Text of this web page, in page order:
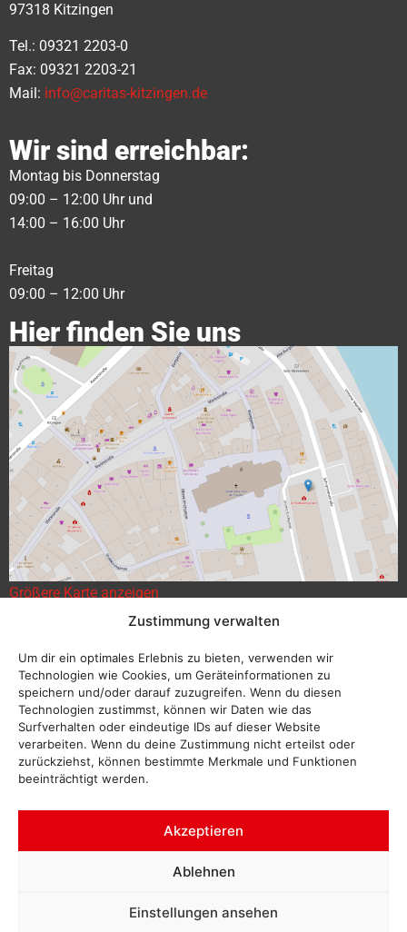
Zustimmung verwalten
Um dir ein optimales Erlebnis zu bieten, verwenden wir
Technologien wie Cookies, um Geräteinformationen zu
speichern und/oder darauf zuzugreifen. Wenn du diesen
Technologien zustimmst, können wir Daten wie das
Surfverhalten oder eindeutige IDs auf dieser Website
verarbeiten. Wenn du deine Zustimmung nicht erteilst oder
zurückziehst, können bestimmte Merkmale und Funktionen
beeinträchtigt werden.
Akzeptieren
Ablehnen
Einstellungen ansehen
97318 Kitzingen
Tel.: 09321 2203-0
Fax: 09321 2203-21
Mail: info@caritas-kitzingen.de
Wir sind erreichbar:
Montag bis Donnerstag
09:00 – 12:00 Uhr und
14:00 – 16:00 Uhr
Freitag
09:00 – 12:00 Uhr
Hier finden Sie uns
Größere Karte anzeigen